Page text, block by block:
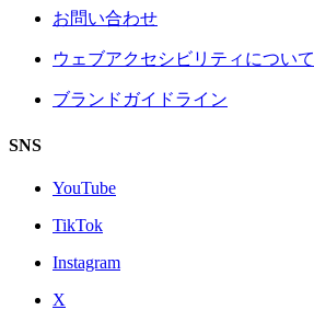
お問い合わせ
ウェブアクセシビリティについて
ブランドガイドライン
SNS
YouTube
TikTok
Instagram
X